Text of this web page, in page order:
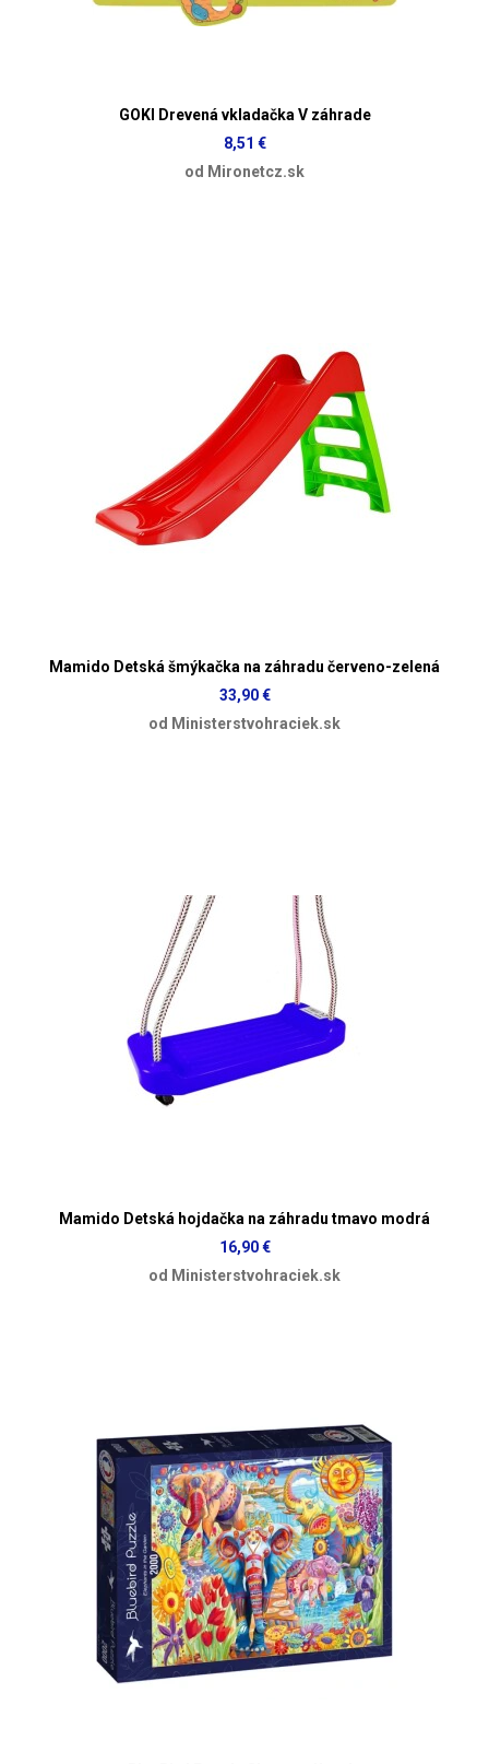
GOKI Drevená vkladačka V záhrade
8,51 €
od Mironetcz.sk
Mamido Detská šmýkačka na záhradu červeno-zelená
33,90 €
od Ministerstvohraciek.sk
Mamido Detská hojdačka na záhradu tmavo modrá
16,90 €
od Ministerstvohraciek.sk